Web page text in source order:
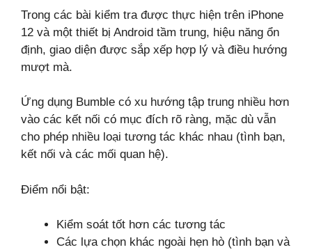
Trong các bài kiểm tra được thực hiện trên iPhone
12 và một thiết bị Android tầm trung, hiệu năng ổn
định, giao diện được sắp xếp hợp lý và điều hướng
mượt mà.
Ứng dụng Bumble có xu hướng tập trung nhiều hơn
vào các kết nối có mục đích rõ ràng, mặc dù vẫn
cho phép nhiều loại tương tác khác nhau (tình bạn,
kết nối và các mối quan hệ).
Điểm nổi bật:
Kiểm soát tốt hơn các tương tác
Các lựa chọn khác ngoài hẹn hò (tình bạn và